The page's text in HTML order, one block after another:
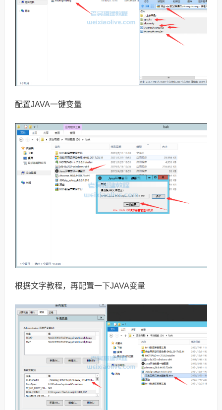
配置JAVA一键变量
根据文字教程，再配置一下JAVA变量